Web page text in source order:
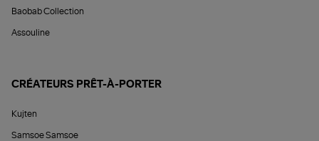
Baobab Collection
Assouline
CRÉATEURS PRÊT-À-PORTER
Kujten
Samsoe Samsoe